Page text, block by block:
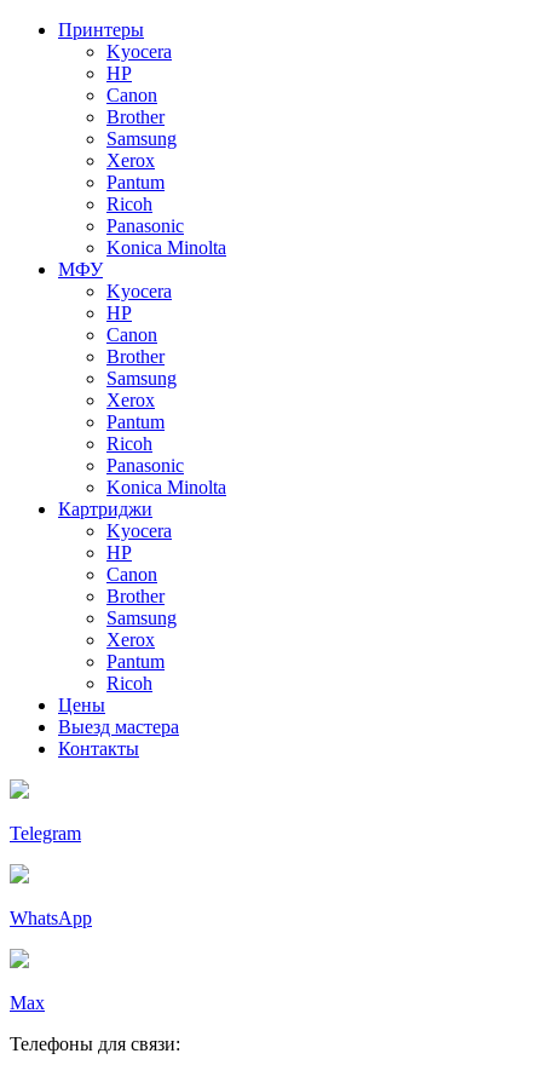
Принтеры
Kyocera
HP
Canon
Brother
Samsung
Xerox
Pantum
Ricoh
Panasonic
Konica Minolta
МФУ
Kyocera
HP
Canon
Brother
Samsung
Xerox
Pantum
Ricoh
Panasonic
Konica Minolta
Картриджи
Kyocera
HP
Canon
Brother
Samsung
Xerox
Pantum
Ricoh
Цены
Выезд мастера
Контакты
Telegram
WhatsApp
Max
Телефоны для связи: